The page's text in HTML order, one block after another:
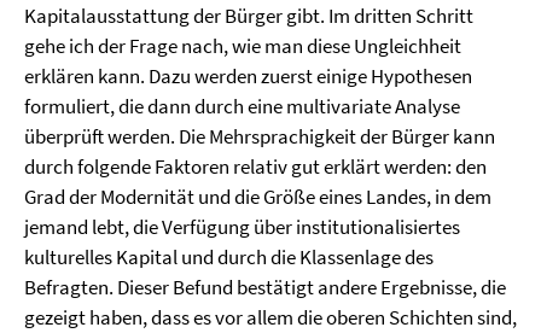
Kapitalausstattung der Bürger gibt. Im dritten Schritt
gehe ich der Frage nach, wie man diese Ungleichheit
erklären kann. Dazu werden zuerst einige Hypothesen
formuliert, die dann durch eine multivariate Analyse
überprüft werden. Die Mehrsprachigkeit der Bürger kann
durch folgende Faktoren relativ gut erklärt werden: den
Grad der Modernität und die Größe eines Landes, in dem
jemand lebt, die Verfügung über institutionalisiertes
kulturelles Kapital und durch die Klassenlage des
Befragten. Dieser Befund bestätigt andere Ergebnisse, die
gezeigt haben, dass es vor allem die oberen Schichten sind,